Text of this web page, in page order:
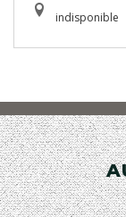
indisponible